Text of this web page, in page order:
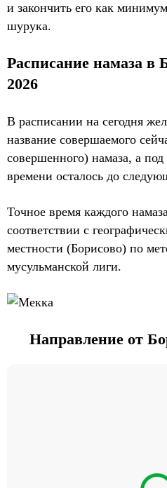
и закончить его как
шурука.
Расписание намаза в
2026
В расписании на сегодня
название совершаемого
совершенного) намаза, а
времени осталось до
Точное время каждого
соответствии с
местности (Борисово) по
мусульманской лиги.
Направление от